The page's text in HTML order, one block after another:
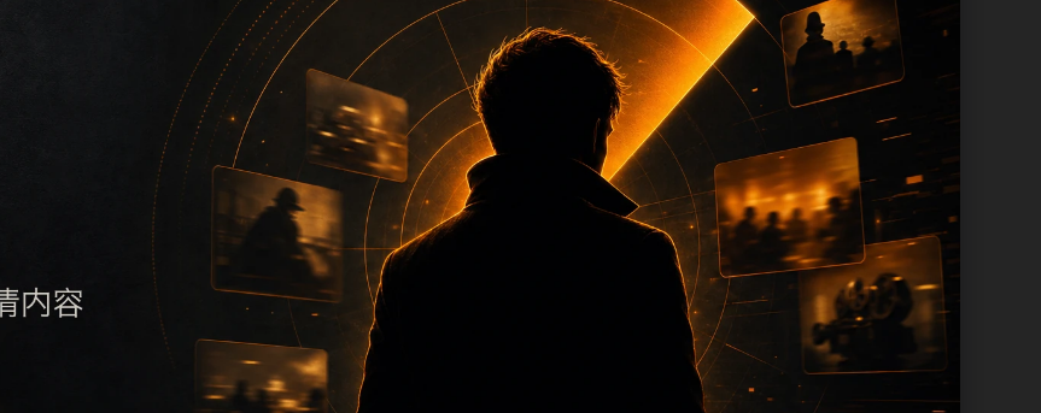
向移动端用户的连续浏览场景整理，核心围绕娱乐圈撕逼吃瓜事件、投稿入口和同类长尾需求展
荐和上下文说明放在同一层级，减少用户来回搜索的成本。内容更新时优先保留真实可点击入口、
键词而没有可读信息。第11篇内容用于补齐栏目深度，同时帮助 sitemap、栏目页、首页推荐形成更
、栏目词和文章标题，让搜索引擎能够从标题、正文、图片 alt、title 之
行远程图片本地化、坏图默认图兜底、标题去重和 description 长度过滤。如果同一主题下有多个相
景、相关问题或专题入口，降低站群页面之间的重复感。页面底部保留同类推荐、上一篇下一篇和